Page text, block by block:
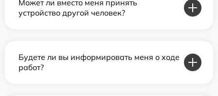
Может ли вместо меня принять
устройство другой человек?
Будете ли вы информировать меня о ходе
работ?